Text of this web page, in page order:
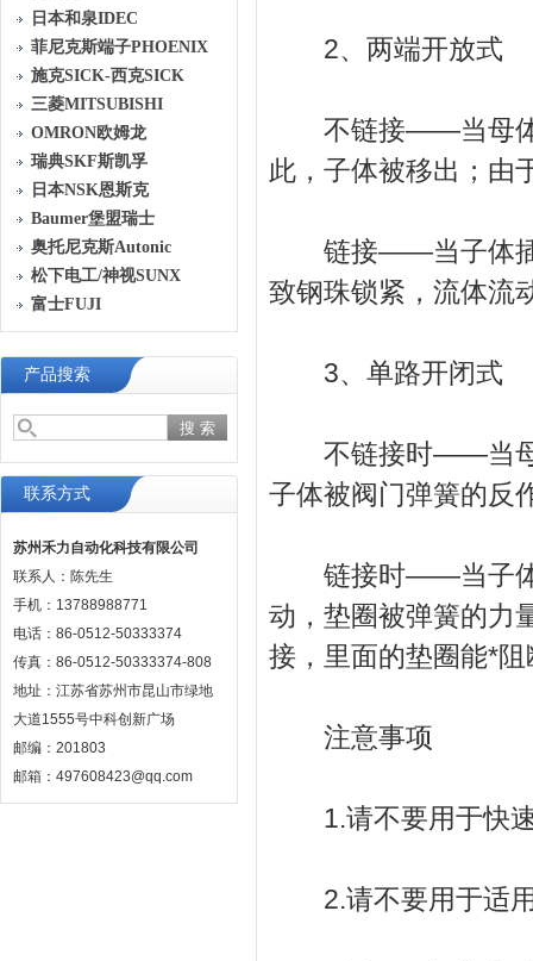
日本和泉IDEC
菲尼克斯端子PHOENIX
施克SICK-西克SICK
三菱MITSUBISHI
OMRON欧姆龙
瑞典SKF斯凯孚
日本NSK恩斯克
Baumer堡盟瑞士
奥托尼克斯Autonic
松下电工/神视SUNX
富士FUJI
产品搜索
联系方式
苏州禾力自动化科技有限公司
联系人：陈先生
手机：13788988771
电话：86-0512-50333374
传真：86-0512-50333374-808
地址：江苏省苏州市昆山市绿地
大道1555号中科创新广场
邮编：201803
邮箱：497608423@qq.com
2、两端开放式
不链接——当母体
此，子体被移出；由
链接——当子体插
致钢珠锁紧，流体流
3、单路开闭式
不链接时——当母
子体被阀门弹簧的反
链接时——当子体
动，垫圈被弹簧的力
接，里面的垫圈能*
注意事项
1.请不要用于快速
2.请不要用于适用